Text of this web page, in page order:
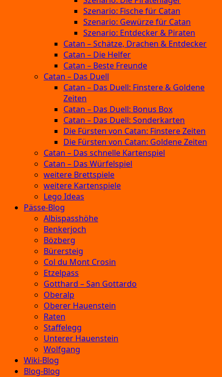
Szenario: Fische für Catan
Szenario: Gewürze für Catan
Szenario: Entdecker & Piraten
Catan – Schätze, Drachen & Entdecker
Catan – Die Helfer
Catan – Beste Freunde
Catan – Das Duell
Catan – Das Duell: Finstere & Goldene
Zeiten
Catan – Das Duell: Bonus Box
Catan – Das Duell: Sonderkarten
Die Fürsten von Catan: Finstere Zeiten
Die Fürsten von Catan: Goldene Zeiten
Catan – Das schnelle Kartenspiel
Catan – Das Würfelspiel
weitere Brettspiele
weitere Kartenspiele
Lego Ideas
Pässe-Blog
Albispasshöhe
Benkerjoch
Bözberg
Bürersteig
Col du Mont Crosin
Etzelpass
Gotthard – San Gottardo
Oberalp
Oberer Hauenstein
Raten
Staffelegg
Unterer Hauenstein
Wolfgang
Wiki-Blog
Blog-Blog